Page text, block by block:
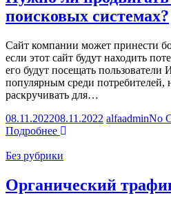
поисковых системах?
Сайт компании может принести
если этот сайт будут находить
его будут посещать пользователи
популярным среди потребителей,
раскручивать для…
08.11.202208.11.2022 alfaadminNo
Подробнее
Без рубрики
Органический